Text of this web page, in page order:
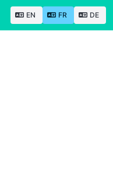
EN FR DE